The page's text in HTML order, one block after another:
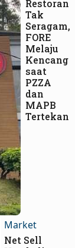
Restoran
Tak
Seragam,
FORE
Melaju
Kencang
saat
PZZA
dan
MAPB
Tertekan
Market
Net Sell